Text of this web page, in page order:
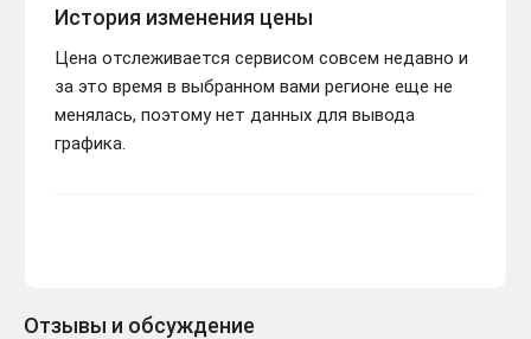
История изменения цены
Цена отслеживается сервисом совсем недавно и
за это время в выбранном вами регионе еще не
менялась, поэтому нет данных для вывода
графика.
Отзывы и обсуждение